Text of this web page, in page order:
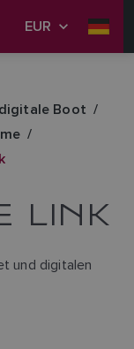
EUR
Boot
LINK
und digitalen